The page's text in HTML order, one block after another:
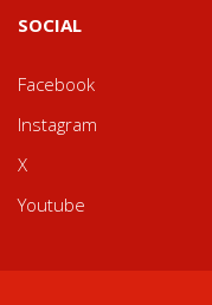
SOCIAL
Facebook
Instagram
X
Youtube